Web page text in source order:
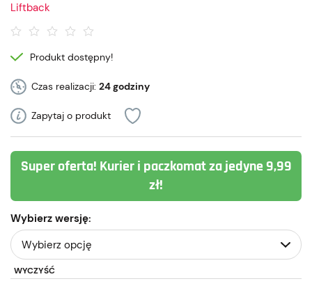
Liftback
Produkt dostępny!
Czas realizacji: 24 godziny
Zapytaj o produkt
Super oferta! Kurier i paczkomat za jedyne 9,99
zł!
Wybierz wersję:
WYCZYŚĆ